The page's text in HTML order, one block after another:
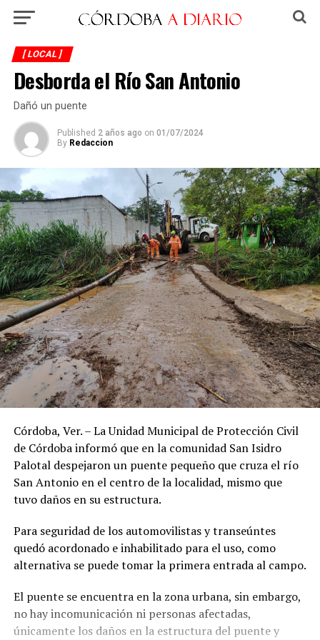
[ LOCAL ]
Desborda el Río San Antonio
Dañó un puente
Published 2 años ago on 01/07/2024
By Redaccion
Córdoba, Ver. – La Unidad Municipal de Protección Civil
de Córdoba informó que en la comunidad San Isidro
Palotal despejaron un puente pequeño que cruza el río
San Antonio en el centro de la localidad, mismo que
tuvo daños en su estructura.
Para seguridad de los automovilistas y transeúntes
quedó acordonado e inhabilitado para el uso, como
alternativa se puede tomar la primera entrada al campo.
El puente se encuentra en la zona urbana, sin embargo,
no hay incomunicación ni personas afectadas,
únicamente los daños en la estructura del puente y